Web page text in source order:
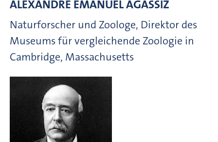
ALEXANDRE EMANUELAGASSIZ
Naturforscher und Zoologe, Direktor des
Museums für vergleichende Zoologie in
Cambridge, Massachusetts